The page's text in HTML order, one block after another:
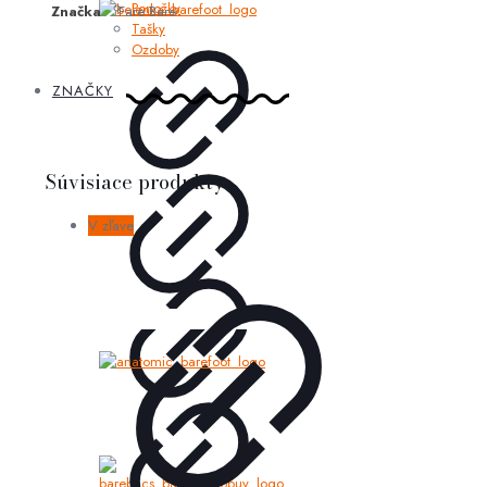
Ponožky
Tašky
Ozdoby
ZNAČKY
Značka Fare Bare
Súvisiace produkty
V zľave